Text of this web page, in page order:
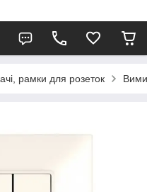
рамки для розеток